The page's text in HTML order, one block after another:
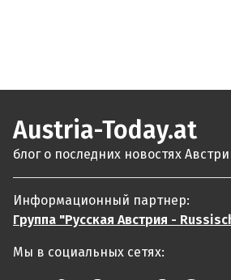
Austria-Today.at
блог о последних новостях
Информационный партнер:
Группа "Русская Австрия -
Мы в социальных сетях: